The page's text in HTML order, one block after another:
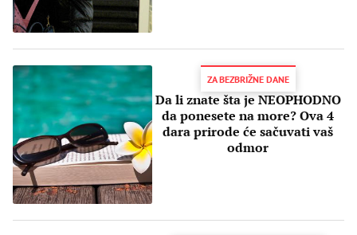
ZA BEZBRIŽNE DANE
Da li znate šta je NEOPHODNO
da ponesete na more? Ova 4
dara prirode će sačuvati vaš
odmor